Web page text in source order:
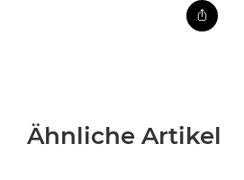
Ähnliche Artikel